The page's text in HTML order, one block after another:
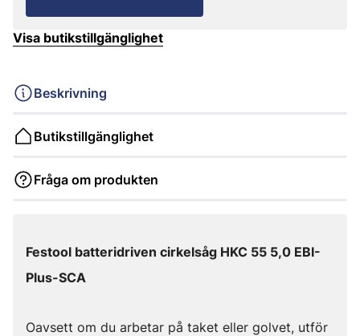
Visa butikstillgänglighet
Beskrivning
Butikstillgänglighet
Fråga om produkten
Festool batteridriven cirkelsåg HKC 55 5,0 EBI-
Plus-SCA
Oavsett om du arbetar på taket eller golvet, utför